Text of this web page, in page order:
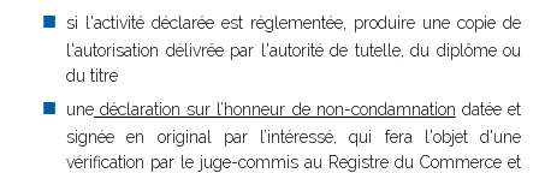
si l'activité déclarée est réglementée, produire une copie de
l'autorisation délivrée par l'autorité de tutelle, du diplôme ou
du titre
une déclaration sur l’honneur de non-condamnation datée et
signée en original par l’intéressé, qui fera l'objet d'une
vérification par le juge-commis au Registre du Commerce et